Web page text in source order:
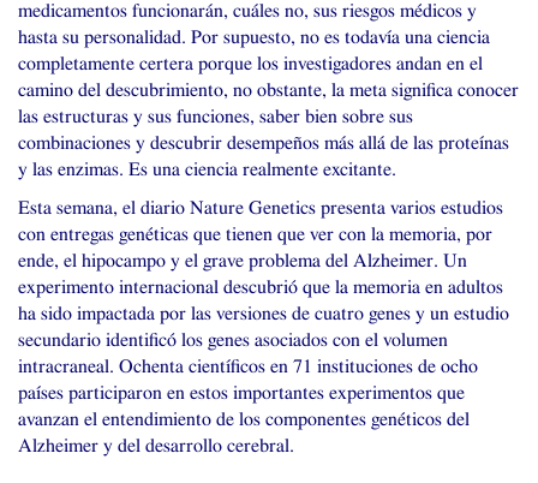
medicamentos funcionarán, cuáles no, sus riesgos médicos y
hasta su personalidad. Por supuesto, no es todavía una ciencia
completamente certera porque los investigadores andan en el
camino del descubrimiento, no obstante, la meta significa conocer
las estructuras y sus funciones, saber bien sobre sus
combinaciones y descubrir desempeños más allá de las proteínas
y las enzimas. Es una ciencia realmente excitante.
Esta semana, el diario Nature Genetics presenta varios estudios
con entregas genéticas que tienen que ver con la memoria, por
ende, el hipocampo y el grave problema del Alzheimer. Un
experimento internacional descubrió que la memoria en adultos
ha sido impactada por las versiones de cuatro genes y un estudio
secundario identificó los genes asociados con el volumen
intracraneal. Ochenta científicos en 71 instituciones de ocho
países participaron en estos importantes experimentos que
avanzan el entendimiento de los componentes genéticos del
Alzheimer y del desarrollo cerebral.